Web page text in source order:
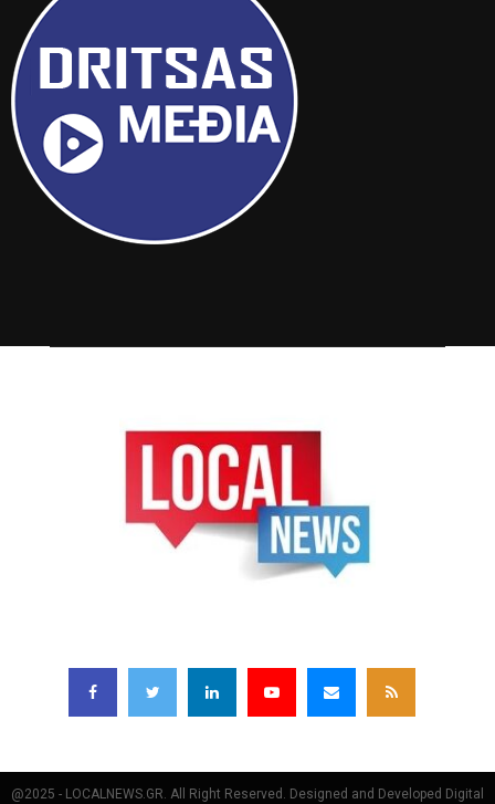
@2025 - LOCALNEWS.GR. All Right Reserved. Designed and Developed Digital